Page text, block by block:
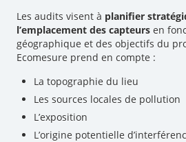
Les audits visent à planifier
l’emplacement des capteurs en
géographique et des objectifs du
Ecomesure prend en compte :
La topographie du lieu
Les sources locales de pollution
L’exposition
L’origine potentielle